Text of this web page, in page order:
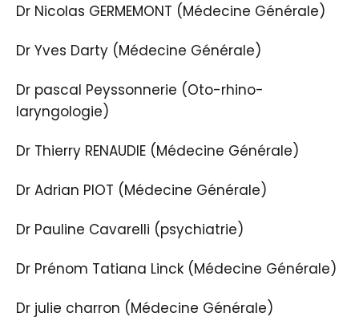
Dr Nicolas GERMEMONT (Médecine Générale)
Dr Yves Darty (Médecine Générale)
Dr pascal Peyssonnerie (Oto-rhino-
laryngologie)
Dr Thierry RENAUDIE (Médecine Générale)
Dr Adrian PIOT (Médecine Générale)
Dr Pauline Cavarelli (psychiatrie)
Dr Prénom Tatiana Linck (Médecine Générale)
Dr julie charron (Médecine Générale)